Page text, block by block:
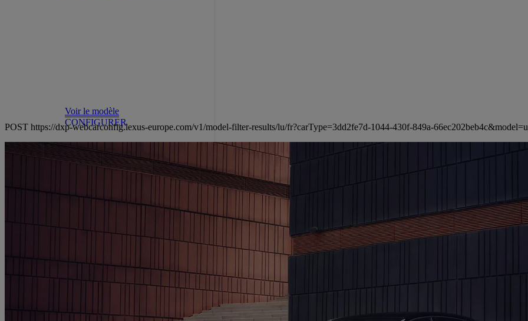
Voir le modèle
CONFIGURER
POST https://dxp-webcarconfig.lexus-europe.com/v1/model-filter-results/lu/fr?carType=3dd2fe7d-1044-430f-849a-